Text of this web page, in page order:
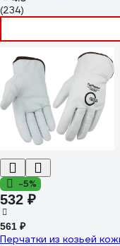
(234)
-5%
532 ₽
561 ₽
Перчатки из козьей